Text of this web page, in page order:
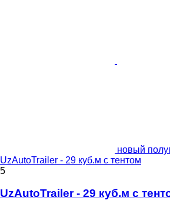
новый
UzAutoTrailer - 29 куб.м с тентом
5
UzAutoTrailer - 29 куб.м с